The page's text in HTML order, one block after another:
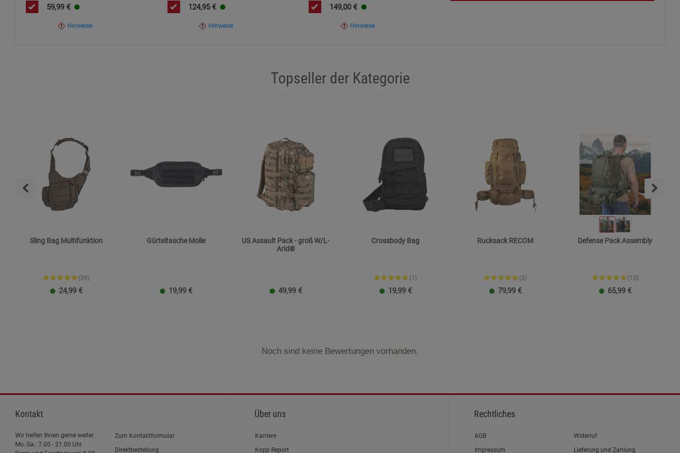
59,99 €
Hinweise
124,95 €
Hinweise
149,00 €
Hinweise
Topseller der Kategorie
Sling Bag Multifunktion
(39)
24,99 €
Gürteltasche Molle
19,99 €
US Assault Pack - groß W/L-
Arid®
49,99 €
Crossbody Bag
(1)
19,99 €
Rucksack RECOM
(2)
79,99 €
Defense Pack Assembly
(13)
65,99 €
Noch sind keine Bewertungen vorhanden.
Kontakt
Wir helfen Ihnen gerne weiter.
Mo.-Sa.: 7.00 - 21.00 Uhr
Zum Kontaktformular
Direktbestellung
Über uns
Karriere
Kopp Report
Rechtliches
Link zum/zur
AGB
Link zum/zur
Impressum
Widerruf
Lieferung und Zahlung